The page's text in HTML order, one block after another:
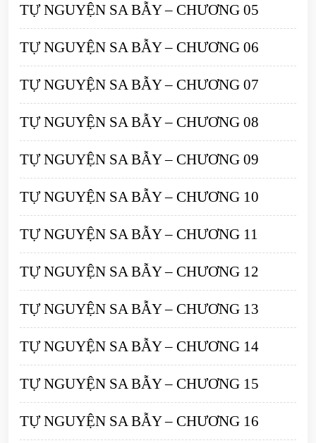
TỰ NGUYỆN SA BẪY – CHƯƠNG 05
TỰ NGUYỆN SA BẪY – CHƯƠNG 06
TỰ NGUYỆN SA BẪY – CHƯƠNG 07
TỰ NGUYỆN SA BẪY – CHƯƠNG 08
TỰ NGUYỆN SA BẪY – CHƯƠNG 09
TỰ NGUYỆN SA BẪY – CHƯƠNG 10
TỰ NGUYỆN SA BẪY – CHƯƠNG 11
TỰ NGUYỆN SA BẪY – CHƯƠNG 12
TỰ NGUYỆN SA BẪY – CHƯƠNG 13
TỰ NGUYỆN SA BẪY – CHƯƠNG 14
TỰ NGUYỆN SA BẪY – CHƯƠNG 15
TỰ NGUYỆN SA BẪY – CHƯƠNG 16